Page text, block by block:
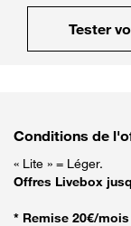
Tester
Conditions de
« Lite » = Léger.
Offres Livebox
* Remise 20€/